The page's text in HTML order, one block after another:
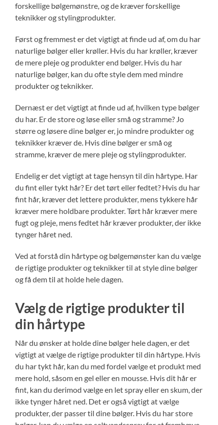
forskellige bølgemønstre, og de kræver forskellige
teknikker og stylingprodukter.
Først og fremmest er det vigtigt at finde ud af, om du har
naturlige bølger eller krøller. Hvis du har krøller, kræver
de mere pleje og produkter end bølger. Hvis du har
naturlige bølger, kan du ofte style dem med mindre
produkter og teknikker.
Dernæst er det vigtigt at finde ud af, hvilken type bølger
du har. Er de store og løse eller små og stramme? Jo
større og løsere dine bølger er, jo mindre produkter og
teknikker kræver de. Hvis dine bølger er små og
stramme, kræver de mere pleje og stylingprodukter.
Endelig er det vigtigt at tage hensyn til din hårtype. Har
du fint eller tykt hår? Er det tørt eller fedtet? Hvis du har
fint hår, kræver det lettere produkter, mens tykkere hår
kræver mere holdbare produkter. Tørt hår kræver mere
fugt og pleje, mens fedtet hår kræver produkter, der ikke
tynger håret ned.
Ved at forstå din hårtype og bølgemønster kan du vælge
de rigtige produkter og teknikker til at style dine bølger
og få dem til at holde hele dagen.
Vælg de rigtige produkter til
din hårtype
Når du ønsker at holde dine bølger hele dagen, er det
vigtigt at vælge de rigtige produkter til din hårtype. Hvis
du har tykt hår, kan du med fordel vælge et produkt med
mere hold, såsom en gel eller en mousse. Hvis dit hår er
fint, kan du derimod vælge en let spray eller en skum, der
ikke tynger håret ned. Det er også vigtigt at vælge
produkter, der passer til dine bølger. Hvis du har store